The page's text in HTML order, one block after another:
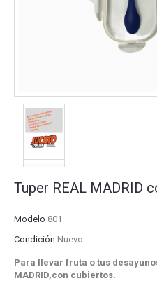
Tuper REAL MADRID
Modelo 801
Condición Nuevo
Para llevar fruta o tus
MADRID,con cubiertos.